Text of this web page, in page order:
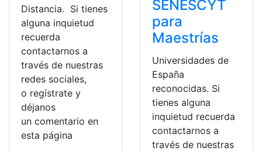
Distancia. Si tienes
alguna inquietud
recuerda
contactarnos a
través de nuestras
redes sociales,
o regístrate y
déjanos
un comentario en
esta página
SENESCYT
para
Maestrías
Universidades de
España
reconocidas. Si
tienes alguna
inquietud recuerda
contactarnos a
través de nuestras